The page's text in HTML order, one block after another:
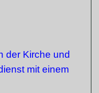
der Kirche und
mit einem